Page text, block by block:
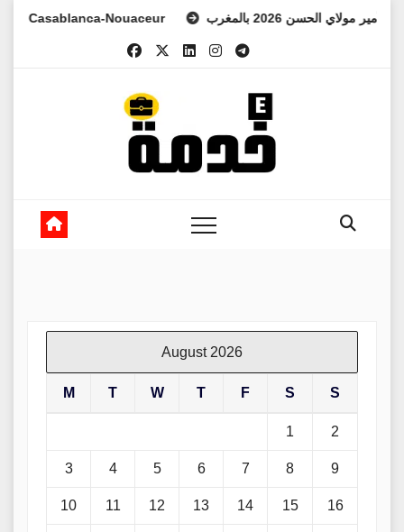
Nouaceur الأمير مولاي الحسن 2026 بالمغرب
August 2026
M T W T F S S
1 2
3 4 5 6 7 8 9
10 11 12 13 14 15 16